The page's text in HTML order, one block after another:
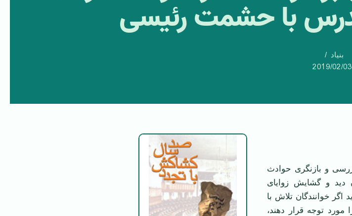
با حشمت رئیسی
بنیاد
2019/02/03
و بازنگری حوادث
ديد و گشايش زوايای
اگر خوانندگان تلاش با
توجه قرار دهند،